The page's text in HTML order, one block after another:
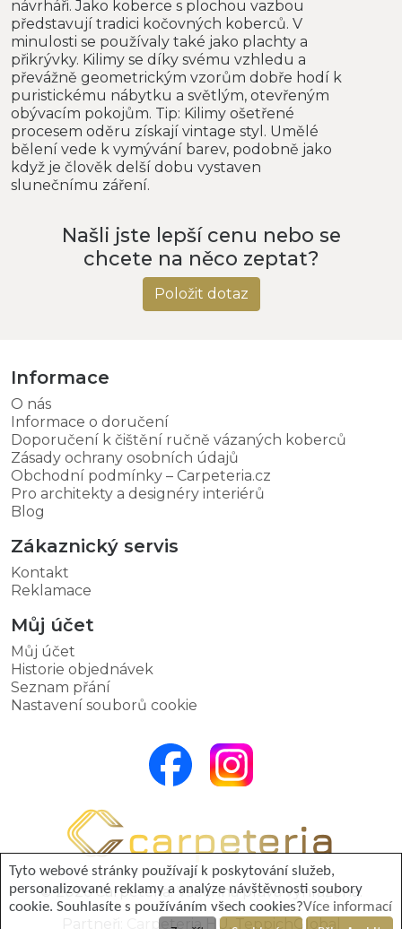
návrháři. Jako koberce s plochou vazbou
představují tradici kočovných koberců. V
minulosti se používaly také jako plachty a
přikrývky. Kilimy se díky svému vzhledu a
převážně geometrickým vzorům dobře hodí k
puristickému nábytku a světlým, otevřeným
obývacím pokojům. Tip: Kilimy ošetřené
procesem oděru získají vintage styl. Umělé
bělení vede k vymývání barev, podobně jako
když je člověk delší dobu vystaven
slunečnímu záření.
Našli jste lepší cenu nebo se
chcete na něco zeptat?
Položit dotaz
Informace
O nás
Informace o doručení
Doporučení k čištění ručně vázaných koberců
Zásady ochrany osobních údajů
Obchodní podmínky – Carpeteria.cz
Pro architekty a designéry interiérů
Blog
Zákaznický servis
Kontakt
Reklamace
Můj účet
Můj účet
Historie objednávek
Seznam přání
Nastavení souborů cookie
© 2026 Carpeteria. Všechna práva vyhrazena.
Carpeteria HU ,TeppichGlobal
Tyto webové stránky používají k poskytování služeb,
personalizované reklamy a analýze návštěvnosti soubory
cookie. Souhlasíte s používáním všech cookies?Více informací